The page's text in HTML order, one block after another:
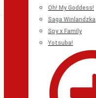
Oh! My Goddess!
Saga Winlandzka
Spy x Family
Yotsuba!